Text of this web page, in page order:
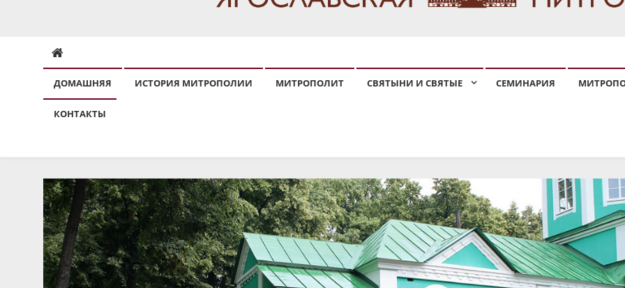
ДОМАШНЯЯ ИСТОРИЯ МИТРОПОЛИИ МИТРОПОЛИТ СВЯТЫНИ И СВЯТЫЕ СЕМИНАРИЯ
КОНТАКТЫ